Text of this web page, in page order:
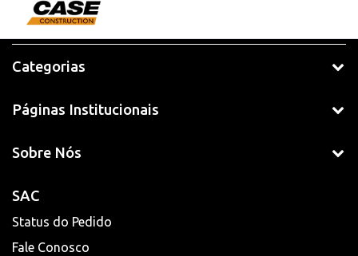
Categorias
Páginas Institucionais
Sobre Nós
SAC
Status do Pedido
Fale Conosco